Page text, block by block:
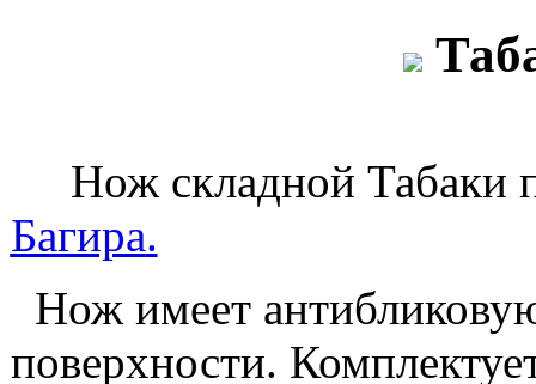
Нож складной Табаки
Багира.
Нож имеет
поверхности.